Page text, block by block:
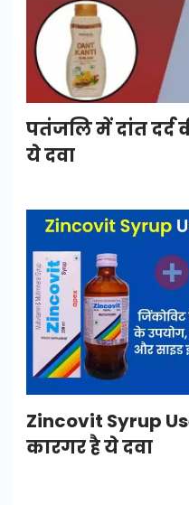
पतंजलि में दांत दर्द
ये दवा
Zincovit Syrup
कारगर है ये दवा